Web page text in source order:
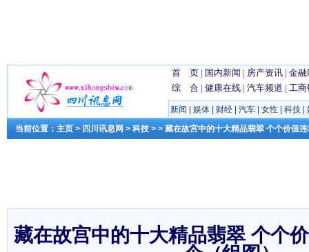
首 页 | 国内新闻 | 房产资讯 | 金融
综 合 | 健康在线 | 汽车频道 | 工商
新闻 娱体 财经 汽车 女性 科技
当前位置： 主页 > 四川讯息网 > 科技 > > 藏在故宫中的十大精品翡翠 个个价值
藏在故宫中的十大精品翡翠 个个